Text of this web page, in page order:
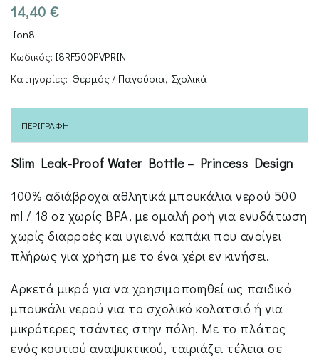
14,40 €
Ion8
Κωδικός: I8RF500PVPRIN
Κατηγορίες: Θερμός / Παγούρια, Σχολικά
ΠΕΡΙΓΡΑΦΉ
Slim Leak-Proof Water Bottle – Princess Design
100% αδιάβροχα αθλητικά μπουκάλια νερού 500
ml / 18 oz χωρίς BPA, με ομαλή ροή για ενυδάτωση
χωρίς διαρροές και υγιεινό καπάκι που ανοίγει
πλήρως για χρήση με το ένα χέρι εν κινήσει.
Αρκετά μικρό για να χρησιμοποιηθεί ως παιδικό
μπουκάλι νερού για το σχολικό κολατσιό ή για
μικρότερες τσάντες στην πόλη. Με το πλάτος
ενός κουτιού αναψυκτικού, ταιριάζει τέλεια σε